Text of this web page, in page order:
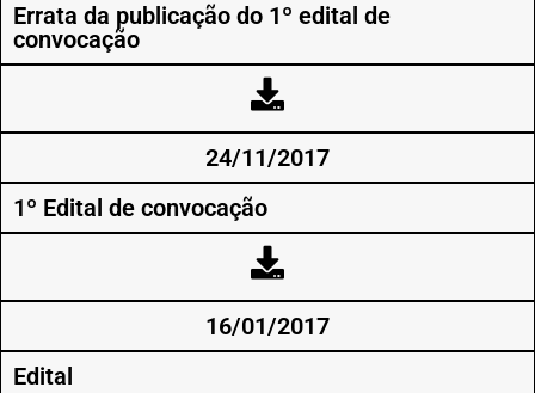
Errata da publicação do 1º edital de
convocação
24/11/2017
1º Edital de convocação
16/01/2017
Edital